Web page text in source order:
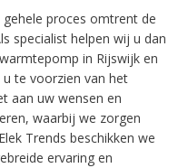
proces omtrent de
specialist helpen wij u dan
in Rijswijk en
te voorzien van het
aan uw wensen en
waarbij we zorgen
Trends beschikken we
ervaring en